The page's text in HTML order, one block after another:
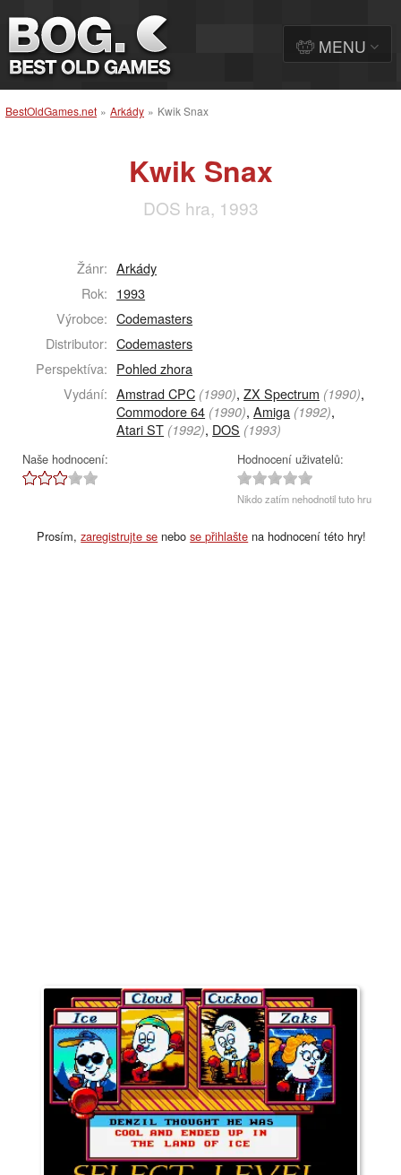
BestOldGames.net » Arkády » Kwik Snax
Kwik Snax
DOS hra, 1993
Žánr: Arkády
Rok: 1993
Výrobce: Codemasters
Distributor: Codemasters
Perspektíva: Pohled zhora
Vydání: Amstrad CPC (1990),ZX Spectrum (1990),
Commodore 64 (1990),Amiga (1992),
Atari ST (1992), DOS (1993)
Naše hodnocení: Hodnocení uživatelů:
Nikdo zatím nehodnotil tuto hru
Prosím,zaregistrujte se nebose přihlašte na hodnocení této hry!
MENU